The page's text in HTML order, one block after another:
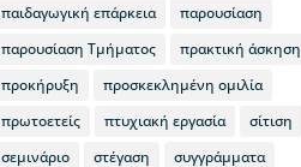
παιδαγωγική επάρκεια
παρουσίαση
παρουσίαση Τμήματος
πρακτική άσκηση
προκήρυξη
προσκεκλημένη ομιλία
πρωτοετείς
πτυχιακή εργασία
σίτιση
σεμινάριο
στέγαση
συγγράμματα